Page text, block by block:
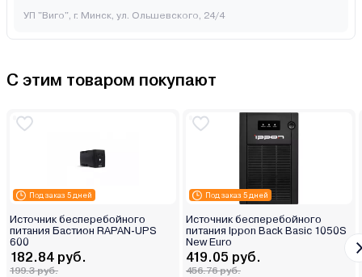
УП "Виго", г. Минск, ул. Ольшевского, 24/4
С этим товаром покупают
Под заказ 5 дней
Источник бесперебойного
питания Бастион RAPAN-UPS
600
182.84 руб.
199.3 руб.
Под заказ 5 дней
Источник бесперебойного
питания Ippon Back Basic 1050S
New Euro
419.05 руб.
456.76 руб.